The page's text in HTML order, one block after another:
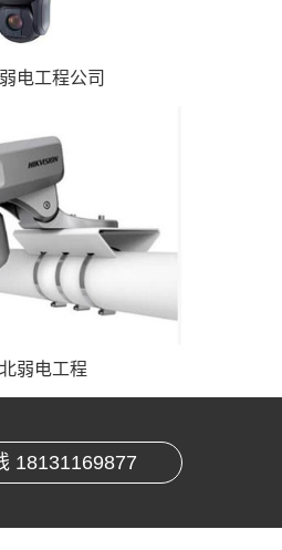
电工程公司
弱电工程
18131169877